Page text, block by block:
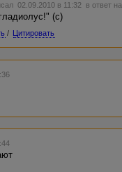
02.09.2010 в 11:32 в ответ
(с)
/ Цитировать